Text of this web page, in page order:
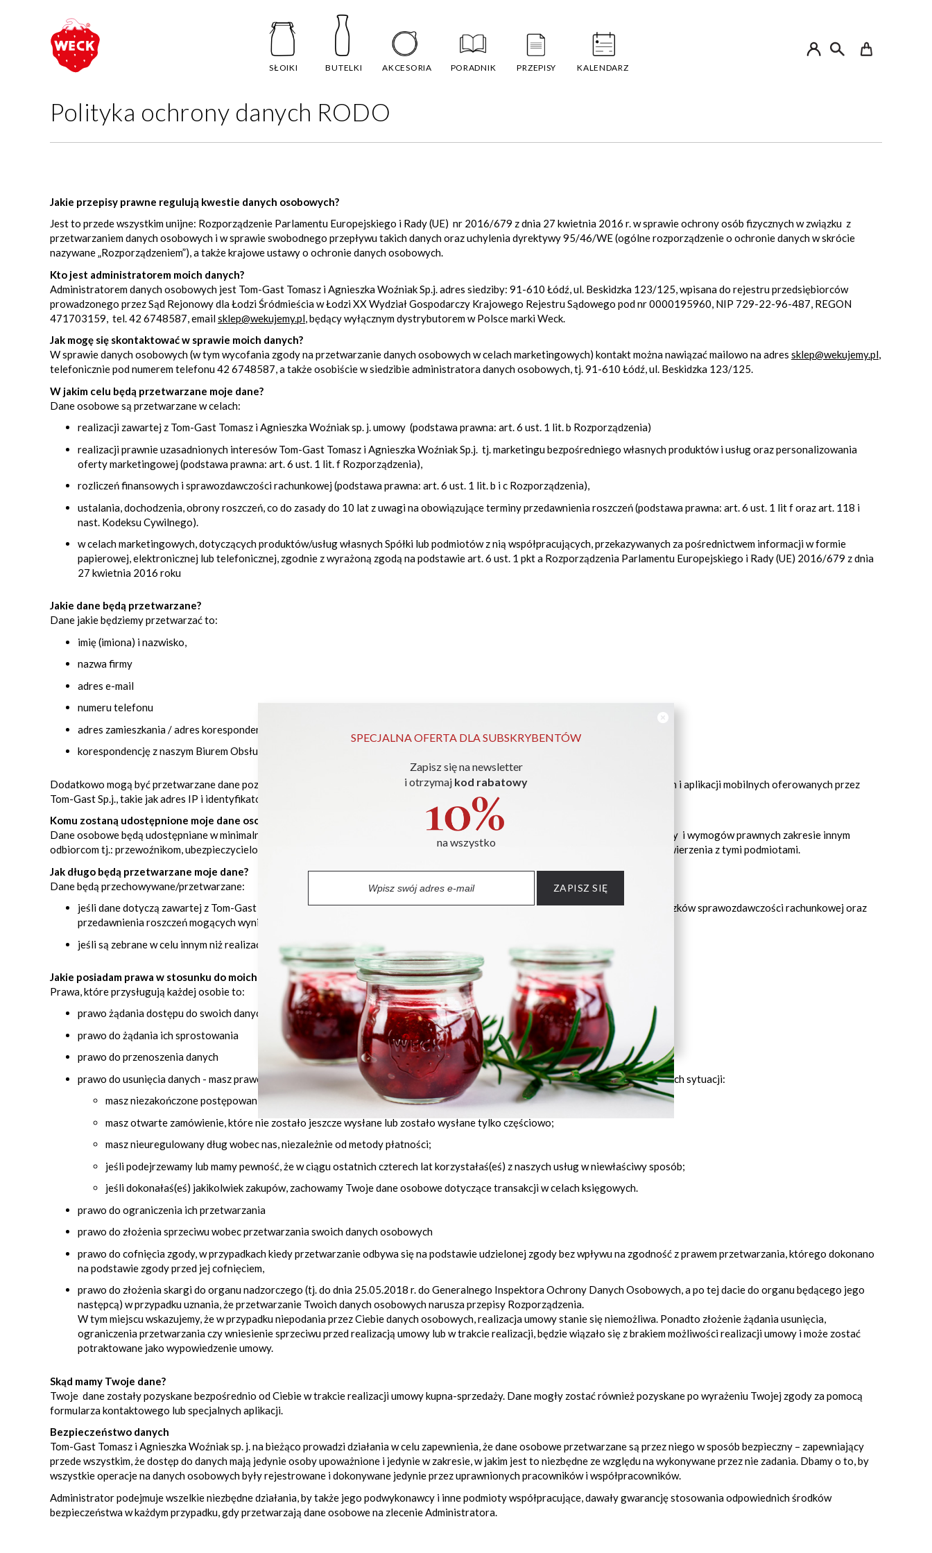
SPECJALNA OFERTA DLA SUBSKRYBENTÓW
Zapisz się na newsletter
i otrzymaj kod rabatowy
na wszystko
ZAPISZ SIĘ
SŁOIKI BUTELKI AKCESORIA PORADNIK PRZEPISY KALENDARZ
Polityka ochrony danych RODO
Jakie przepisy prawne regulują kwestie danych osobowych?
Jest to przede wszystkim unijne: Rozporządzenie Parlamentu Europejskiego i Rady (UE) nr 2016/679 z dnia 27 kwietnia 2016 r. w sprawie ochrony osób fizycznych w związku z
przetwarzaniem danych osobowych i w sprawie swobodnego przepływu takich danych oraz uchylenia dyrektywy 95/46/WE (ogólne rozporządzenie o ochronie danych w skrócie
nazywane „Rozporządzeniem”), a także krajowe ustawy o ochronie danych osobowych.
Kto jest administratorem moich danych?
Administratorem danych osobowych jest Tom-Gast Tomasz i Agnieszka Woźniak Sp.j. adres siedziby: 91-610 Łódź, ul. Beskidzka 123/125, wpisana do rejestru przedsiębiorców
prowadzonego przez Sąd Rejonowy dla Łodzi Śródmieścia w Łodzi XX Wydział Gospodarczy Krajowego Rejestru Sądowego pod nr 0000195960, NIP 729-22-96-487, REGON
471703159, tel. 42 6748587, emailsklep@wekujemy.pl , będący wyłącznym dystrybutorem w Polsce marki Weck.
Jak mogę się skontaktować w sprawie moich danych?
W sprawie danych osobowych (w tym wycofania zgody na przetwarzanie danych osobowych w celach marketingowych) kontakt można nawiązać mailowo na adres sklep@wekujemy.pl,
telefonicznie pod numerem telefonu 42 6748587, a także osobiście w siedzibie administratora danych osobowych, tj. 91-610 Łódź, ul. Beskidzka 123/125.
W jakim celu będą przetwarzane moje dane?
Dane osobowe są przetwarzane w celach:
realizacji zawartej z Tom-Gast Tomasz i Agnieszka Woźniak sp. j. umowy (podstawa prawna: art. 6 ust. 1 lit. b Rozporządzenia)
realizacji prawnie uzasadnionych interesów Tom-Gast Tomasz i Agnieszka Woźniak Sp.j. tj. marketingu bezpośredniego własnych produktów i usług oraz personalizowania
oferty marketingowej (podstawa prawna: art. 6 ust. 1 lit. f Rozporządzenia),
rozliczeń finansowych i sprawozdawczości rachunkowej (podstawa prawna: art. 6 ust. 1 lit. b i c Rozporządzenia),
ustalania, dochodzenia, obrony roszczeń, co do zasady do 10 lat z uwagi na obowiązujące terminy przedawnienia roszczeń (podstawa prawna: art. 6 ust. 1 lit f oraz art. 118 i
nast. Kodeksu Cywilnego).
w celach marketingowych, dotyczących produktów/usług własnych Spółki lub podmiotów z nią współpracujących, przekazywanych za pośrednictwem informacji w formie
papierowej, elektronicznej lub telefonicznej, zgodnie z wyrażoną zgodą na podstawie art. 6 ust. 1 pkt a Rozporządzenia Parlamentu Europejskiego i Rady (UE) 2016/679 z dnia
27 kwietnia 2016 roku
Jakie dane będą przetwarzane?
Dane jakie będziemy przetwarzać to:
imię (imiona) i nazwisko,
nazwa firmy
adres e-mail
numeru telefonu
adres zamieszkania / adres korespondencyjny ,
korespondencję z naszym Biurem Obsługi Klienta
Dodatkowo mogą być przetwarzane dane pozwalające na identyfikację urządzenia z którego korzystasz na potrzeby stron internetowych i aplikacji mobilnych oferowanych przez
Tom-Gast Sp.j., takie jak adres IP i identyfikator MAC.
Komu zostaną udostępnione moje dane osobowe?
Dane osobowe będą udostępniane w minimalnym, niezbędnym dla realizacji zawartej z Tom-Gast Tomasz i Agnieszka Woźniak Sp. j. umowy i wymogów prawnych zakresie innym
odbiorcom tj.: przewoźnikom, ubezpieczycielom, kontrahentom realizującym usługi informatyczne itp., na podstawie zawartych umów powierzenia z tymi podmiotami.
Jak długo będą przetwarzane moje dane?
Dane będą przechowywane/przetwarzane:
jeśli dane dotyczą zawartej z Tom-Gast umowy to nie krócej niż przez okres niezbędny do zrealizowania umowy, wykonania obowiązków sprawozdawczości rachunkowej oraz
przedawnienia roszczeń mogących wynikać z umowy (tj. co do zasady do 10 lat od wykonania umowy),
jeśli są zebrane w celu innym niż realizacja umowy, to do czasu wycofania zgody na ich przetwarzanie w tym celu.
Jakie posiadam prawa w stosunku do moich danych?
Prawa, które przysługują każdej osobie to:
prawo żądania dostępu do swoich danych osobowych
prawo do żądania ich sprostowania
prawo do przenoszenia danych
prawo do usunięcia danych - masz prawo w każdej chwili usunąć jakiekolwiek dane przetwarzane przez nas, z wyjątkiem następujących sytuacji:
masz niezakończone postępowanie z pracownikami naszego sklepu internetowego;
masz otwarte zamówienie, które nie zostało jeszcze wysłane lub zostało wysłane tylko częściowo;
masz nieuregulowany dług wobec nas, niezależnie od metody płatności;
jeśli podejrzewamy lub mamy pewność, że w ciągu ostatnich czterech lat korzystałaś(eś) z naszych usług w niewłaściwy sposób;
jeśli dokonałaś(eś) jakikolwiek zakupów, zachowamy Twoje dane osobowe dotyczące transakcji w celach księgowych.
prawo do ograniczenia ich przetwarzania
prawo do złożenia sprzeciwu wobec przetwarzania swoich danych osobowych
prawo do cofnięcia zgody, w przypadkach kiedy przetwarzanie odbywa się na podstawie udzielonej zgody bez wpływu na zgodność z prawem przetwarzania, którego dokonano
na podstawie zgody przed jej cofnięciem,
prawo do złożenia skargi do organu nadzorczego (tj. do dnia 25.05.2018 r. do Generalnego Inspektora Ochrony Danych Osobowych, a po tej dacie do organu będącego jego
następcą) w przypadku uznania, że przetwarzanie Twoich danych osobowych narusza przepisy Rozporządzenia.
W tym miejscu wskazujemy, że w przypadku niepodania przez Ciebie danych osobowych, realizacja umowy stanie się niemożliwa. Ponadto złożenie żądania usunięcia,
ograniczenia przetwarzania czy wniesienie sprzeciwu przed realizacją umowy lub w trakcie realizacji, będzie wiązało się z brakiem możliwości realizacji umowy i może zostać
potraktowane jako wypowiedzenie umowy.
Skąd mamy Twoje dane?
Twoje dane zostały pozyskane bezpośrednio od Ciebie w trakcie realizacji umowy kupna-sprzedaży. Dane mogły zostać również pozyskane po wyrażeniu Twojej zgody za pomocą
formularza kontaktowego lub specjalnych aplikacji.
Bezpieczeństwo danych
Tom-Gast Tomasz i Agnieszka Woźniak sp. j. na bieżąco prowadzi działania w celu zapewnienia, że dane osobowe przetwarzane są przez niego w sposób bezpieczny – zapewniający
przede wszystkim, że dostęp do danych mają jedynie osoby upoważnione i jedynie w zakresie, w jakim jest to niezbędne ze względu na wykonywane przez nie zadania. Dbamy o to, by
wszystkie operacje na danych osobowych były rejestrowane i dokonywane jedynie przez uprawnionych pracowników i współpracowników.
Administrator podejmuje wszelkie niezbędne działania, by także jego podwykonawcy i inne podmioty współpracujące, dawały gwarancję stosowania odpowiednich środków
bezpieczeństwa w każdym przypadku, gdy przetwarzają dane osobowe na zlecenie Administratora.